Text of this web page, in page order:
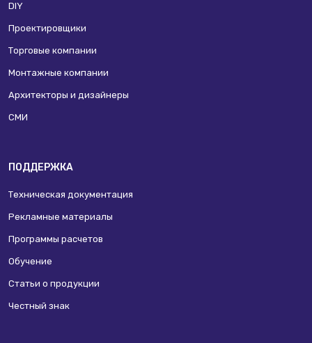
DIY
Проектировщики
Торговые компании
Монтажные компании
Архитекторы и дизайнеры
СМИ
ПОДДЕРЖКА
Техническая документация
Рекламные материалы
Программы расчетов
Обучение
Статьи о продукции
Честный знак